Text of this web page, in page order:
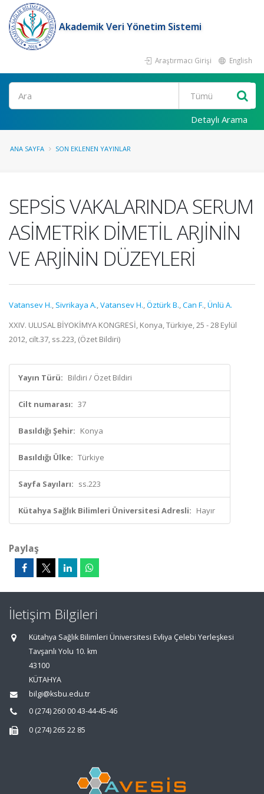
Akademik Veri Yönetim Sistemi
Araştırmacı Girişi English
Ara
Detaylı Arama
ANA SAYFA SON EKLENEN YAYINLAR
SEPSİS VAKALARINDA SERUM
ASİMETRİK DİMETİL ARJİNİN
VE ARJİNİN DÜZEYLERİ
Vatansev H., Sivrikaya A.,Vatansev H.,Öztürk B.,Can F.,Ünlü A.
XXIV. ULUSAL BİYOKİMYA KONGRESİ, Konya, Türkiye, 25 - 28 Eylül
2012, cilt.37, ss.223, (Özet Bildiri)
Yayın Türü: Bildiri / Özet Bildiri
Cilt numarası: 37
Basıldığı Şehir: Konya
Basıldığı Ülke: Türkiye
Sayfa Sayıları: ss.223
Kütahya Sağlık Bilimleri Üniversitesi Adresli: Hayır
Paylaş
İletişim Bilgileri
Kütahya Sağlık Bilimleri Üniversitesi Evliya Çelebi Yerleşkesi
Tavşanlı Yolu 10. km
43100
KÜTAHYA
bilgi@ksbu.edu.tr
0 (274) 260 00 43-44-45-46
0 (274) 265 22 85